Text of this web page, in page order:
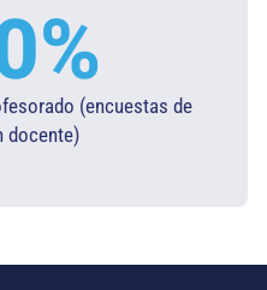
(encuestas de
docente)​
%